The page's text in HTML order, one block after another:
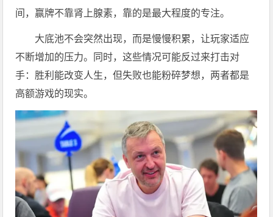
间，赢牌不靠肾上腺素，靠的是最大程度的专注。
大底池不会突然出现，而是慢慢积累，让玩家适应
不断增加的压力。同时，这些情况可能反过来打击对
手：胜利能改变人生，但失败也能粉碎梦想，两者都是
高额游戏的现实。